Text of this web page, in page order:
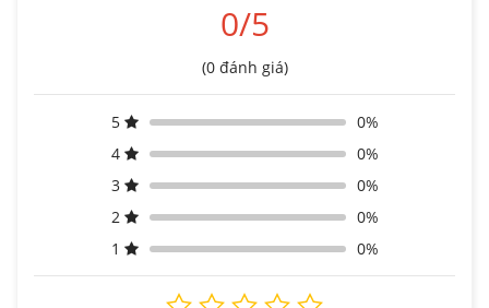
0/5
(0 đánh giá)
5
0%
4
0%
3
0%
2
0%
1
0%